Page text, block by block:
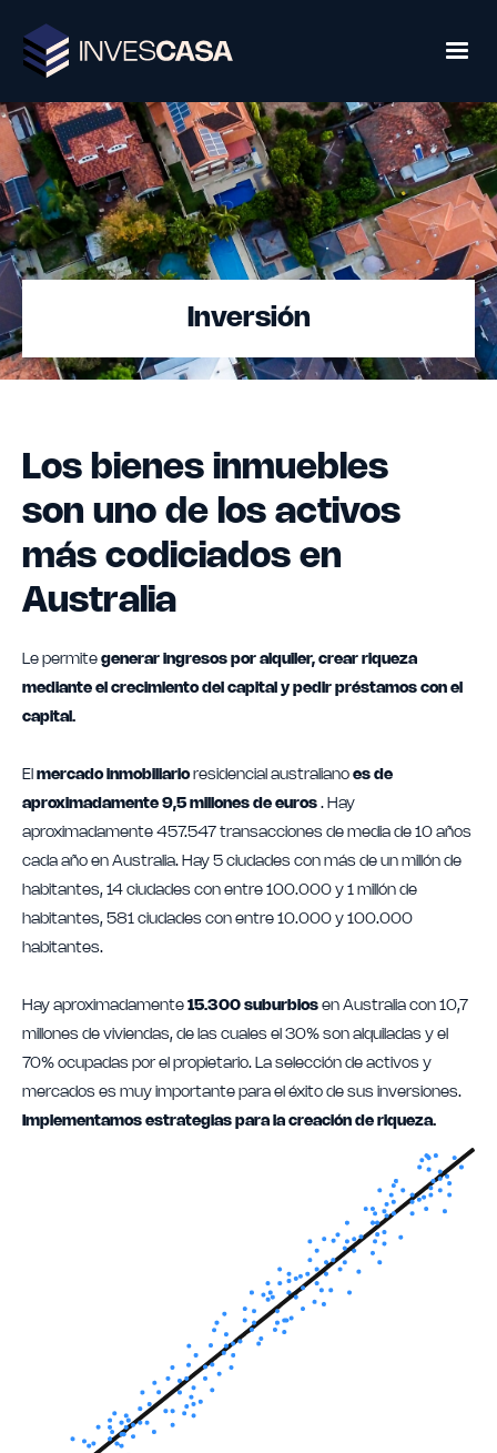
Inversión
Los bienes inmuebles
son uno de los activos
más codiciados en
Australia
Le permite generar ingresos por alquiler, crear riqueza
mediante el crecimiento del capital y pedir préstamos con el
capital.
El mercado inmobiliarioresidencial australiano es de
aproximadamente 9,5 millones de euros . Hay
aproximadamente 457.547 transacciones de media de 10 años
cada año en Australia. Hay 5 ciudades con más de un millón de
habitantes, 14 ciudades con entre 100.000 y 1 millón de
habitantes, 581 ciudades con entre 10.000 y 100.000
habitantes.
Hay aproximadamente 15.300 suburbios en Australia con 10,7
millones de viviendas, de las cuales el 30% son alquiladas y el
70% ocupadas por el propietario. La selección de activos y
mercados es muy importante para el éxito de sus inversiones.
Implementamos estrategias para la creación de riqueza.